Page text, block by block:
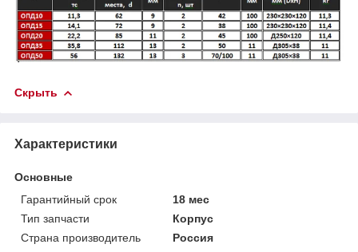
Скрыть
Характеристики
Основные
Гарантийный срок
18 мес
Тип запчасти
Корпус
Страна производитель
Россия